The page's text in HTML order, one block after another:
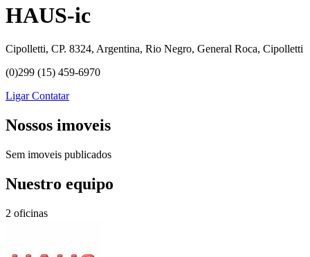
HAUS-ic
Cipolletti, CP. 8324, Argentina, Rio Negro, General Roca, Cipolletti
(0)299 (15) 459-6970
LigarContatar
Nossos imoveis
Sem imoveis publicados
Nuestro equipo
2 oficinas